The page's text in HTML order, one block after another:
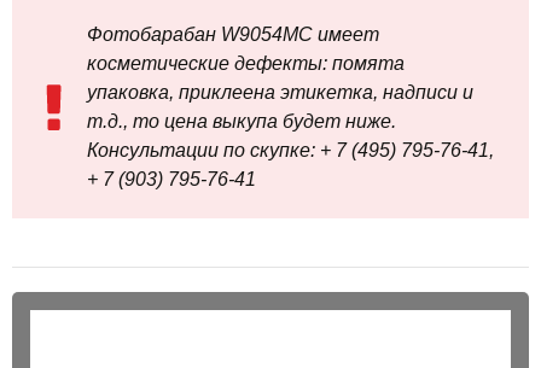
Фотобарабан W9054MC имеет
косметические дефекты: помята
упаковка, приклеена этикетка, надписи и
т.д., то цена выкупа будет ниже.
Консультации по скупке: + 7 (495) 795-76-41,
+ 7 (903) 795-76-41